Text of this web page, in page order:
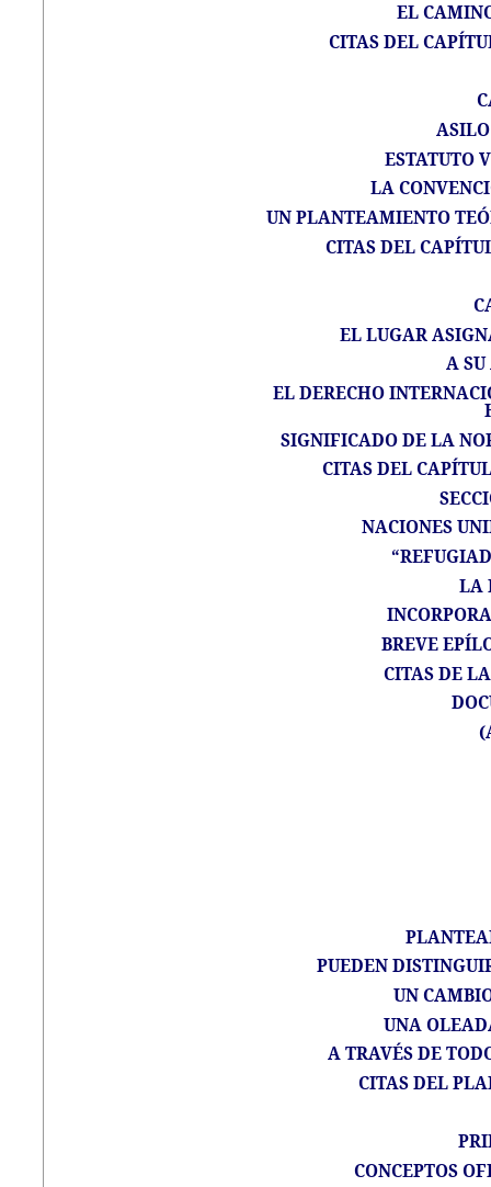
EL
CITAS DEL
ESTATUTO
LA
UN PLANTEAMIENTO
CITAS DEL
EL LUGAR
A
EL DERECHO
SIGNIFICADO DE LA
CITAS DEL
NACIONES
LA
BREVE
CITAS DE
PUEDEN
UN
UNA
A TRAVÉS DE
CITAS DEL
CONCEPTOS